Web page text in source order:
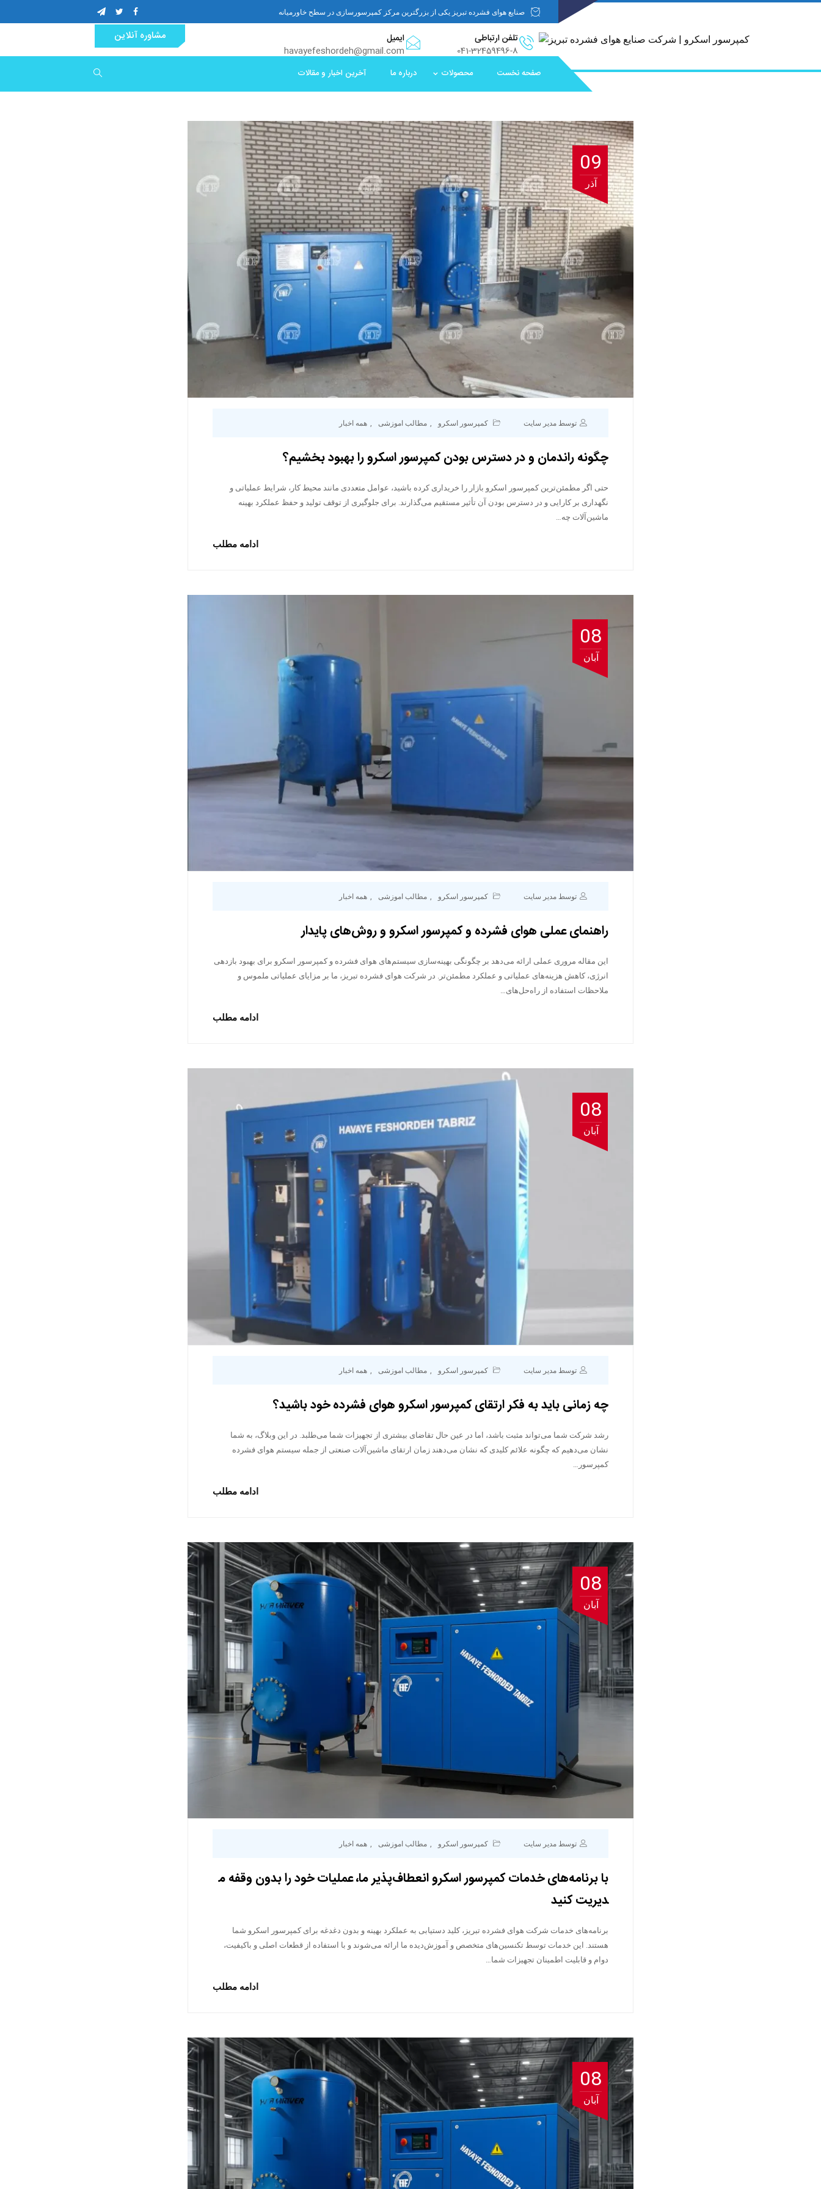
صنایع هوای فشرده تبریز یکی از بزرگترین مرکز کمپرسورسازی در سطح خاورمیانه
تلفن ارتباطی
041-32459496-8
ایمیل
havayefeshordeh@gmail.com
مشاوره آنلاین
صفحه نخست محصولات درباره ما آخرین اخبار و مقالات
09
آذر
توسط مدیر سایت کمپرسور اسکرو مطالب اموزشی همه اخبار
چگونه راندمان و در دسترس بودن کمپرسور اسکرو را بهبود بخشیم؟
حتی اگر مطمئن‌ترین کمپرسور اسکرو بازار را خریداری کرده باشید، عوامل متعددی مانند محیط کار، شرایط عملیاتی و
نگهداری بر کارایی و در دسترس بودن آن تأثیر مستقیم می‌گذارند. برای جلوگیری از توقف تولید و حفظ عملکرد بهینه
ماشین‌آلات چه…
ادامه مطلب
08
آبان
توسط مدیر سایت کمپرسور اسکرو , مطالب اموزشی , همه اخبار
راهنمای عملی هوای فشرده و کمپرسور اسکرو و روش‌های پایدار
این مقاله مروری عملی ارائه می‌دهد بر چگونگی بهینه‌سازی سیستم‌های هوای فشرده و کمپرسور اسکرو برای بهبود بازدهی
انرژی، کاهش هزینه‌های عملیاتی و عملکرد مطمئن‌تر. در شرکت هوای فشرده تبریز، ما بر مزایای عملیاتی ملموس و
ملاحظات استفاده از راه‌حل‌های…
ادامه مطلب
08
آبان
توسط مدیر سایت کمپرسور اسکرو مطالب اموزشی همه اخبار
چه زمانی باید به فکر ارتقای کمپرسور اسکرو هوای فشرده خود باشید؟
رشد شرکت شما می‌تواند مثبت باشد، اما در عین حال تقاضای بیشتری از تجهیزات شما می‌طلبد. در این وبلاگ، به شما
نشان می‌دهیم که چگونه علائم کلیدی که نشان می‌دهند زمان ارتقای ماشین‌آلات صنعتی از جمله سیستم هوای فشرده
کمپرسور…
ادامه مطلب
08
آبان
توسط مدیر سایت کمپرسور اسکرو , مطالب اموزشی , همه اخبار
با برنامه‌های خدمات کمپرسور اسکرو انعطاف‌پذیر ما، عملیات خود را بدون وقفه م
دیریت کنید
برنامه‌های خدمات شرکت هوای فشرده تبریز، کلید دستیابی به عملکرد بهینه و بدون دغدغه برای کمپرسور اسکرو شما
هستند. این خدمات توسط تکنسین‌های متخصص و آموزش‌دیده ما ارائه می‌شوند و با استفاده از قطعات اصلی و باکیفیت،
دوام و قابلیت اطمینان تجهیزات شما…
ادامه مطلب
08
آبان